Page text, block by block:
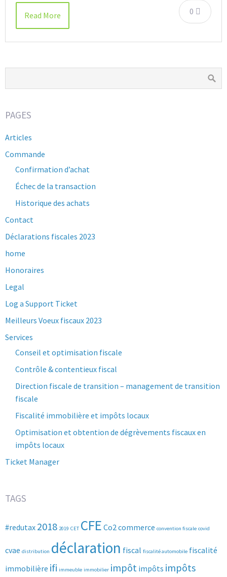
0
Read More
PAGES
Articles
Commande
Confirmation d’achat
Échec de la transaction
Historique des achats
Contact
Déclarations fiscales 2023
home
Honoraires
Legal
Log a Support Ticket
Meilleurs Voeux fiscaux 2023
Services
Conseil et optimisation fiscale
Contrôle & contentieux fiscal
Direction fiscale de transition – management de transition
fiscale
Fiscalité immobilière et impôts locaux
Optimisation et obtention de dégrèvements fiscaux en
impôts locaux
Ticket Manager
TAGS
#redutax 2018 2019 CET CFE Co2commerce convention fiscale covid
cvae distribution déclaration fiscal fiscalité automobile fiscalité
immobilière ifi immeuble immobilier impôt impôts impôts